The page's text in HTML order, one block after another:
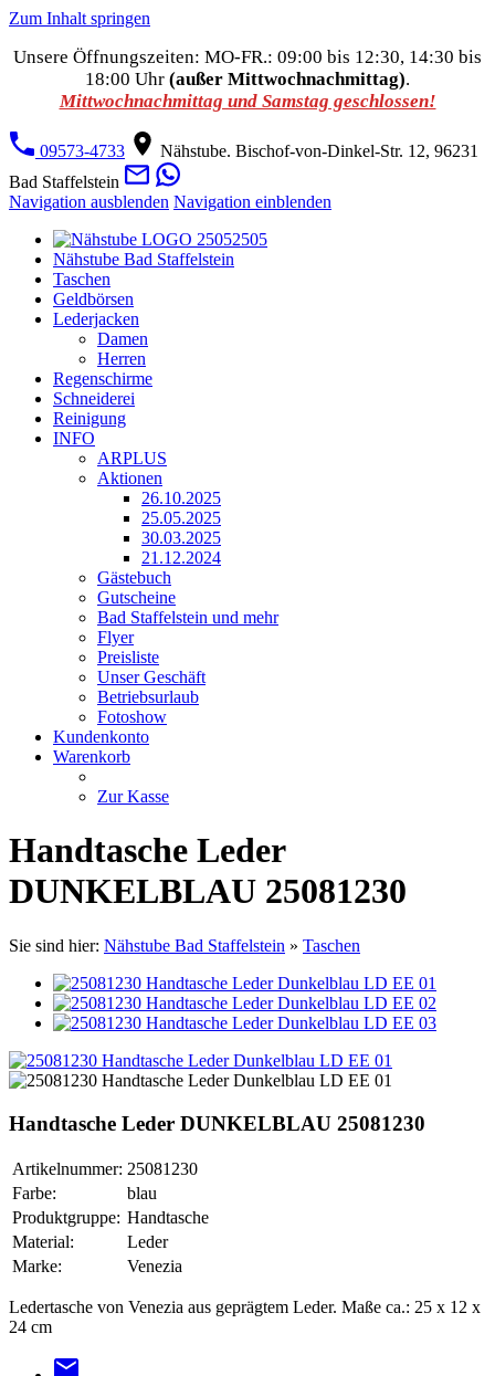
Zum Inhalt springen
Unsere Öffnungszeiten: MO-FR.: 09:00 bis 12:30, 14:30 bis
18:00 Uhr (außer Mittwochnachmittag).
Mittwochnachmittag und Samstag geschlossen!
09573-4733
Nähstube. Bischof-von-Dinkel-Str. 12, 96231
Bad Staffelstein
Navigation ausblenden Navigation einblenden
Nähstube Bad Staffelstein
Taschen
Geldbörsen
Lederjacken
Damen
Herren
Regenschirme
Schneiderei
Reinigung
INFO
ARPLUS
Aktionen
26.10.2025
25.05.2025
30.03.2025
21.12.2024
Gästebuch
Gutscheine
Bad Staffelstein und mehr
Flyer
Preisliste
Unser Geschäft
Betriebsurlaub
Fotoshow
Kundenkonto
Warenkorb
Zur Kasse
Handtasche Leder
DUNKELBLAU 25081230
Sie sind hier: Nähstube Bad Staffelstein » Taschen
Handtasche Leder DUNKELBLAU 25081230
Artikelnummer: 25081230
Farbe:
blau
Produktgruppe: Handtasche
Material:
Leder
Marke:
Venezia
Ledertasche von Venezia aus geprägtem Leder. Maße ca.: 25 x 12 x
24 cm